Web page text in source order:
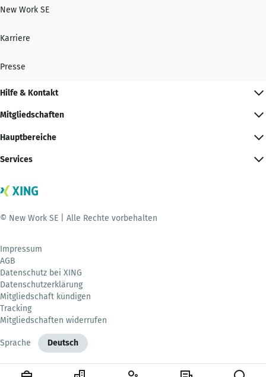
New Work SE
Karriere
Presse
Hilfe & Kontakt
Mitgliedschaften
Hauptbereiche
Services
© New Work SE | Alle Rechte vorbehalten
Impressum
AGB
Datenschutz bei XING
Datenschutzerklärung
Mitgliedschaft kündigen
Tracking
Mitgliedschaften widerrufen
Sprache Deutsch